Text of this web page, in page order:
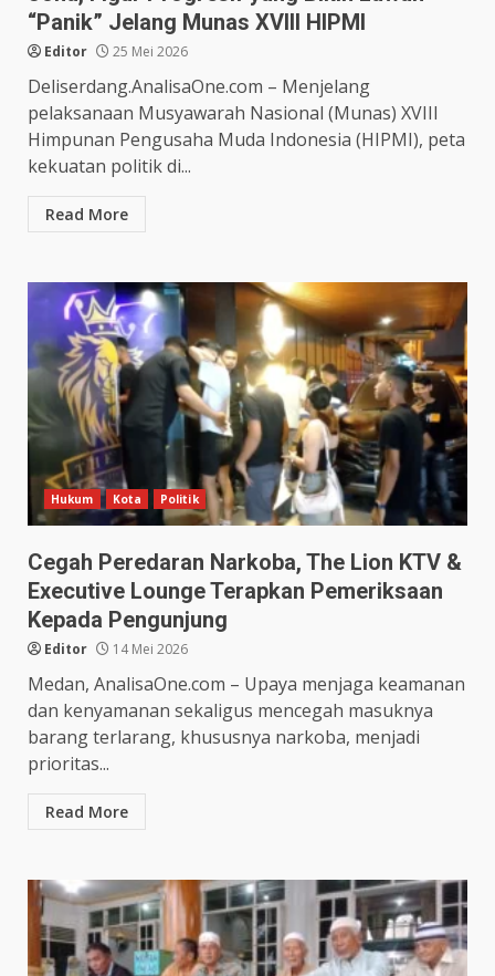
“Panik” Jelang Munas XVIII HIPMI
Editor 25 Mei 2026
Deliserdang.AnalisaOne.com – Menjelang
pelaksanaan Musyawarah Nasional (Munas) XVIII
Himpunan Pengusaha Muda Indonesia (HIPMI), peta
kekuatan politik di...
Read More
Hukum Kota Politik
Cegah Peredaran Narkoba, The Lion KTV &
Executive Lounge Terapkan Pemeriksaan
Kepada Pengunjung
Editor 14 Mei 2026
Medan, AnalisaOne.com – Upaya menjaga keamanan
dan kenyamanan sekaligus mencegah masuknya
barang terlarang, khususnya narkoba, menjadi
prioritas...
Read More